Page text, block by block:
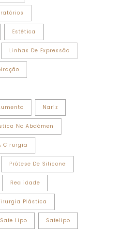
Estética
Linhas De Expressão
Nariz
No Abdômen
Cirurgia
Prótese De Silicone
Realidade
Plástica
Safe Lipo Safelipo